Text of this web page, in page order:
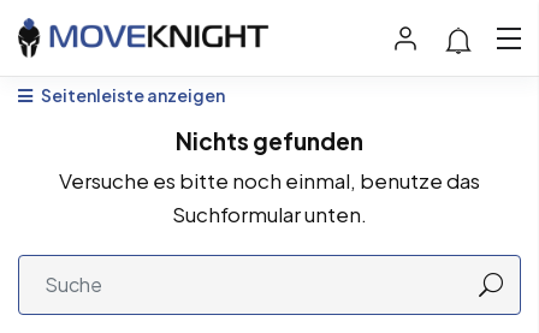
Seitenleiste anzeigen
Nichts gefunden
Versuche es bitte noch einmal, benutze das
Suchformular unten.